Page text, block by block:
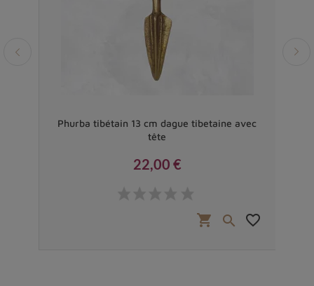
Phurba tibétain 13 cm dague tibetaine avec
tête
22,00 €
shopping_cart  favorite_border